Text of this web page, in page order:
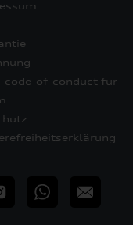
code-of-conduct für
WhatsApp
E-